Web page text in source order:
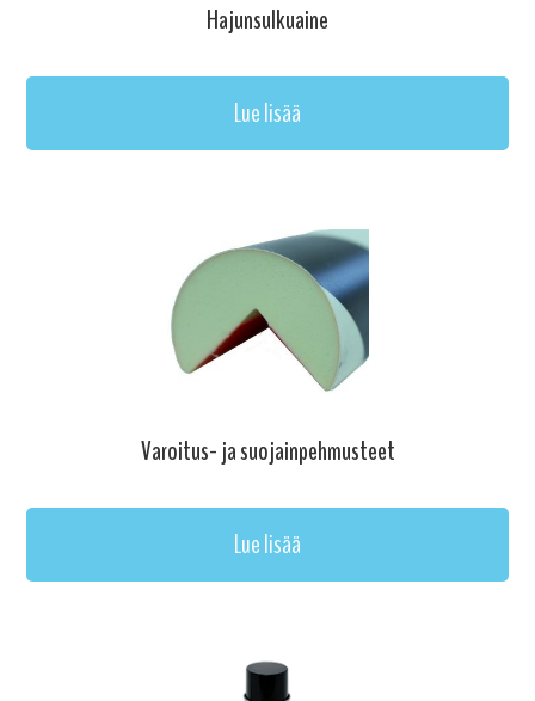
Hajunsulkuaine
Lue lisää
Varoitus- ja suojainpehmusteet
Lue lisää